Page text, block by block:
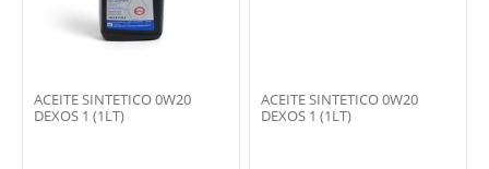
ACEITE SINTETICO 0W20
DEXOS 1 (1LT)
ACEITE SINTETICO 0W20
DEXOS 1 (1LT)